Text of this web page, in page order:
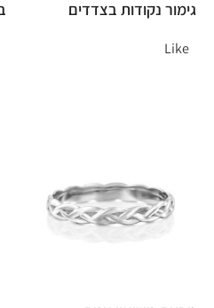
גימור נקודות בצדדים
Like